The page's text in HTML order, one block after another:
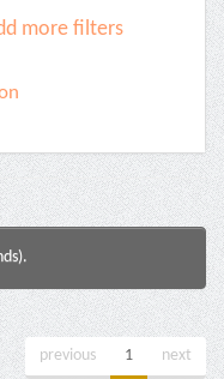
more filters
previous 1 next